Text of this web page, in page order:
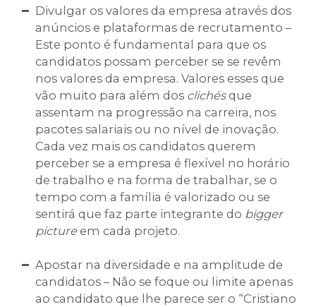
Divulgar os valores da empresa através dos
anúncios e plataformas de recrutamento –
Este ponto é fundamental para que os
candidatos possam perceber se se revêm
nos valores da empresa. Valores esses que
vão muito para além dos clichésque
assentam na progressão na carreira, nos
pacotes salariais ou no nível de inovação.
Cada vez mais os candidatos querem
perceber se a empresa é flexível no horário
de trabalho e na forma de trabalhar, se o
tempo com a família é valorizado ou se
sentirá que faz parte integrante do bigger
pictureem cada projeto.
Apostar na diversidade e na amplitude de
candidatos – Não se foque ou limite apenas
ao candidato que lhe parece ser o “Cristiano